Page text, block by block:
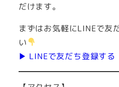
だけます。
まずはお気軽にLINEで友
い
▶ LINEで友だち登録する